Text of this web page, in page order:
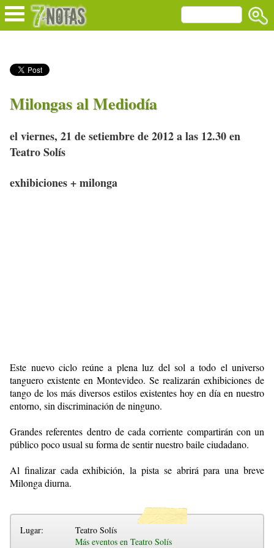
Milongas al Mediodía
el viernes, 21 de setiembre de 2012 a las 12.30 en
Teatro Solís
exhibiciones + milonga
Este nuevo ciclo reúne a plena luz del sol a todo el universo
tanguero existente en Montevideo. Se realizarán exhibiciones de
tango de los más diversos estilos existentes hoy en día en nuestro
entorno, sin discriminación de ninguno.
Grandes referentes dentro de cada corriente compartirán con un
público poco usual su forma de sentir nuestro baile ciudadano.
Al finalizar cada exhibición, la pista se abrirá para una breve
Milonga diurna.
Lugar:
Teatro Solís
Más eventos en Teatro Solís